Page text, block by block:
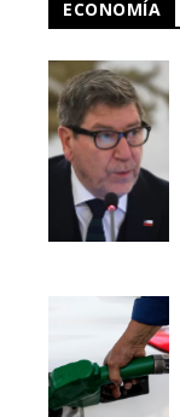
ECONOMÍA